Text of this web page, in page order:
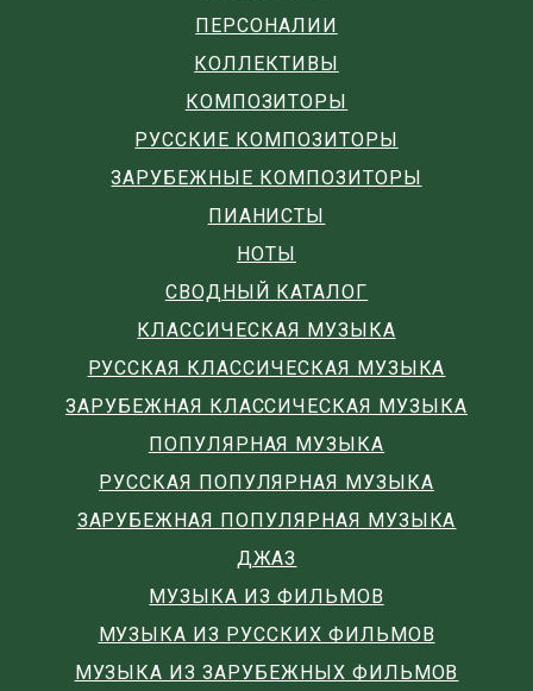
ПЕРСОНАЛИИ
КОЛЛЕКТИВЫ
КОМПОЗИТОРЫ
РУССКИЕ КОМПОЗИТОРЫ
ЗАРУБЕЖНЫЕ КОМПОЗИТОРЫ
ПИАНИСТЫ
НОТЫ
СВОДНЫЙ КАТАЛОГ
КЛАССИЧЕСКАЯ МУЗЫКА
РУССКАЯ КЛАССИЧЕСКАЯ МУЗЫКА
ЗАРУБЕЖНАЯ КЛАССИЧЕСКАЯ МУЗЫКА
ПОПУЛЯРНАЯ МУЗЫКА
РУССКАЯ ПОПУЛЯРНАЯ МУЗЫКА
ЗАРУБЕЖНАЯ ПОПУЛЯРНАЯ МУЗЫКА
ДЖАЗ
МУЗЫКА ИЗ ФИЛЬМОВ
МУЗЫКА ИЗ РУССКИХ ФИЛЬМОВ
МУЗЫКА ИЗ ЗАРУБЕЖНЫХ ФИЛЬМОВ